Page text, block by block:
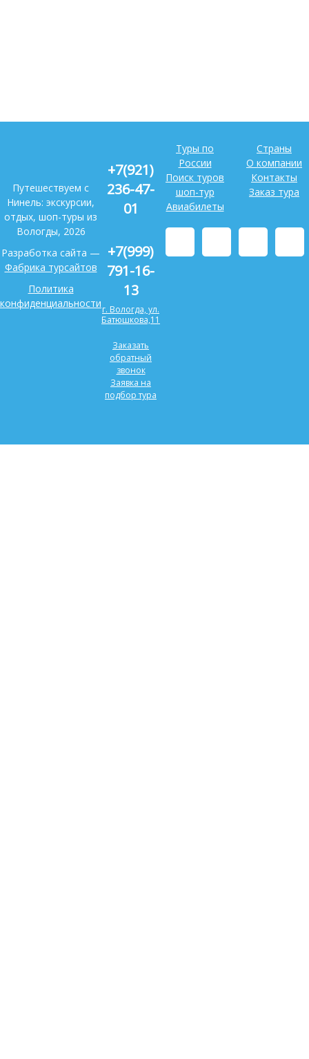
Путешествуем с
Нинель: экскурсии,
отдых, шоп-туры из
Вологды, 2026
Разработка сайта —
Фабрика турсайтов
Политика
конфиденциальности
Туры по
России
Поиск туров
шоп-тур
Авиабилеты
Страны
О компании
Контакты
Заказ тура
+7(921)
236-47-
01
+7(999)
791-16-
13
г. Вологда, ул.
Батюшкова,11
Заказать
обратный
звонок
Заявка на
подбор тура